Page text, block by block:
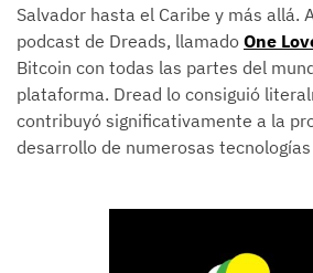
Salvador hasta el Caribe y más allá.
podcast de Dreads, llamado One
Bitcoin con todas las partes del
plataforma. Dread lo consiguió
contribuyó significativamente a la
desarrollo de numerosas